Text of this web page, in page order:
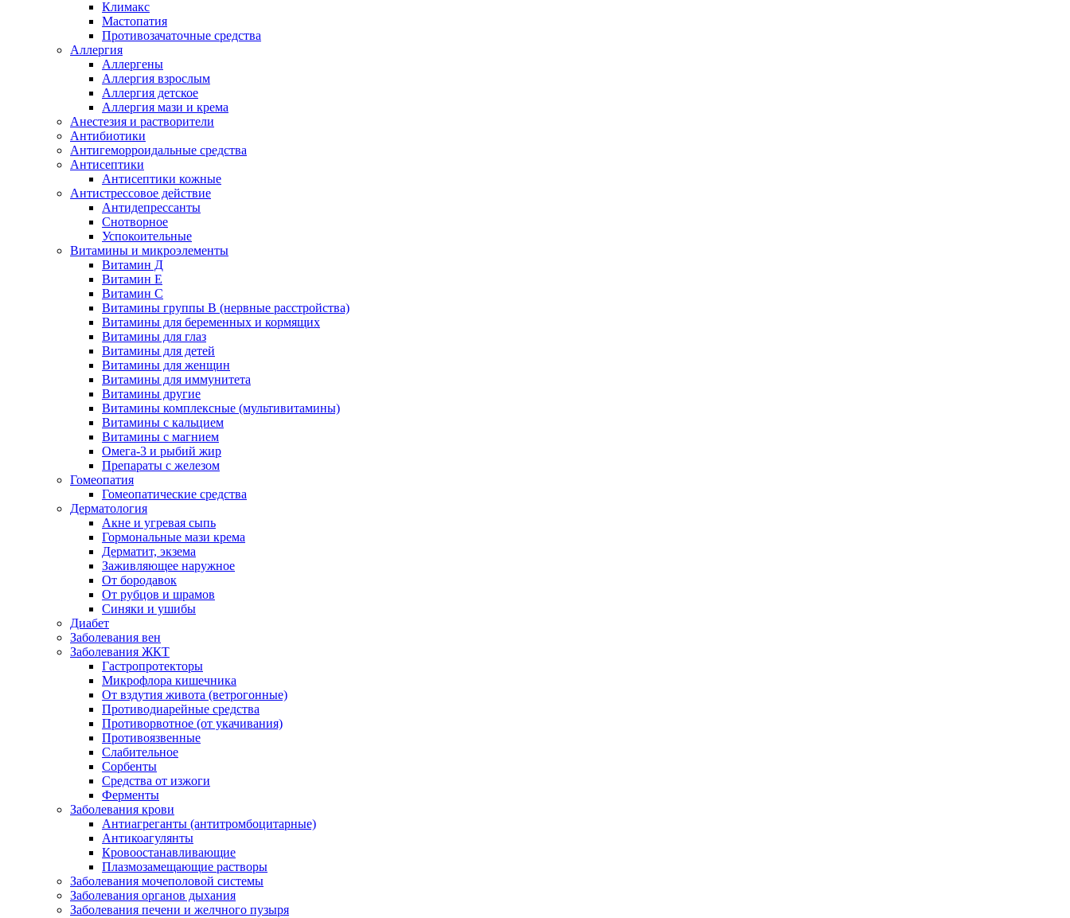
Климакс
Мастопатия
Противозачаточные средства
Аллергия
Аллергены
Аллергия взрослым
Аллергия детское
Аллергия мази и крема
Анестезия и растворители
Антибиотики
Антигеморроидальные средства
Антисептики
Антисептики кожные
Антистрессовое действие
Антидепрессанты
Снотворное
Успокоительные
Витамины и микроэлементы
Витамин Д
Витамин Е
Витамин С
Витамины группы В (нервные расстройства)
Витамины для беременных и кормящих
Витамины для глаз
Витамины для детей
Витамины для женщин
Витамины для иммунитета
Витамины другие
Витамины комплексные (мультивитамины)
Витамины с кальцием
Витамины с магнием
Омега-3 и рыбий жир
Препараты с железом
Гомеопатия
Гомеопатические средства
Дерматология
Акне и угревая сыпь
Гормональные мази крема
Дерматит, экзема
Заживляющее наружное
От бородавок
От рубцов и шрамов
Синяки и ушибы
Диабет
Заболевания вен
Заболевания ЖКТ
Гастропротекторы
Микрофлора кишечника
От вздутия живота (ветрогонные)
Противодиарейные средства
Противорвотное (от укачивания)
Противоязвенные
Слабительное
Сорбенты
Средства от изжоги
Ферменты
Заболевания крови
Антиагреганты (антитромбоцитарные)
Антикоагулянты
Кровоостанавливающие
Плазмозамещающие растворы
Заболевания мочеполовой системы
Заболевания органов дыхания
Заболевания печени и желчного пузыря